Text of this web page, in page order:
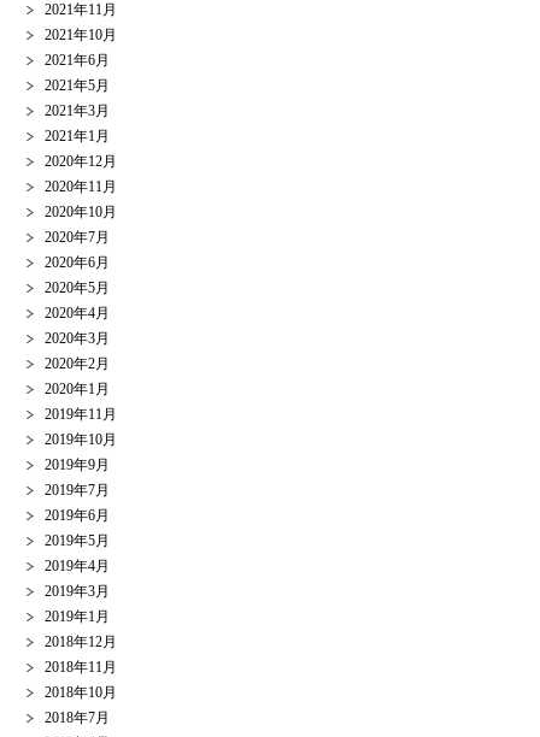
2021年11月
2021年10月
2021年6月
2021年5月
2021年3月
2021年1月
2020年12月
2020年11月
2020年10月
2020年7月
2020年6月
2020年5月
2020年4月
2020年3月
2020年2月
2020年1月
2019年11月
2019年10月
2019年9月
2019年7月
2019年6月
2019年5月
2019年4月
2019年3月
2019年1月
2018年12月
2018年11月
2018年10月
2018年7月